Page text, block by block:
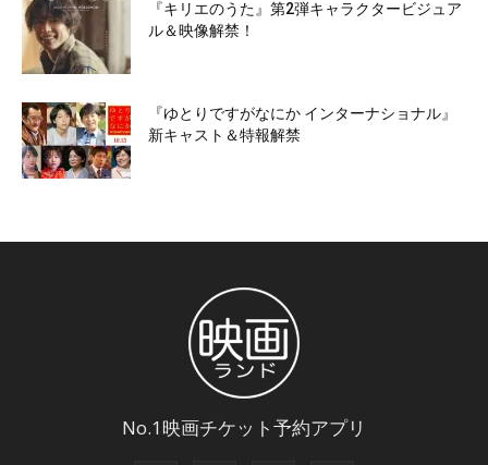
『キリエのうた』第2弾キャラクタービジュア
ル＆映像解禁！
『ゆとりですがなにか インターナショナル』
新キャスト＆特報解禁
No.1映画チケット予約アプリ